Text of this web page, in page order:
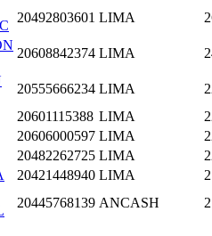
20492803601 LIMA
20608842374 LIMA
20555666234 LIMA
20601115388 LIMA
20606000597 LIMA
20482262725 LIMA
20421448940 LIMA
20445768139 ANCASH